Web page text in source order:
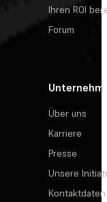
Ihren ROI
Forum
Über uns
Karriere
Presse
Unsere
Kontaktdaten